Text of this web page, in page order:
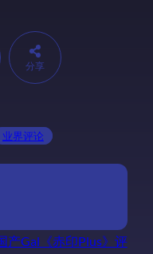
分享
业界评论
产Gal《赤印Plus》评